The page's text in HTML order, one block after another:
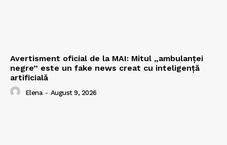
Avertisment oficial de la MAI: Mitul „ambulanței
negre” este un fake news creat cu inteligență
artificială
Elena - August 9, 2026